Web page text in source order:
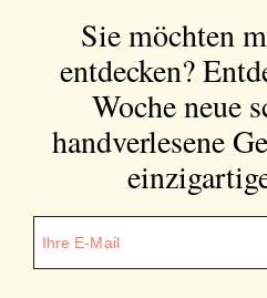
Sie möchten
entdecken?
Woche neue
handverlesene